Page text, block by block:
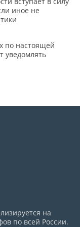
иное не
по настоящей
уведомлять
на
по всей России.